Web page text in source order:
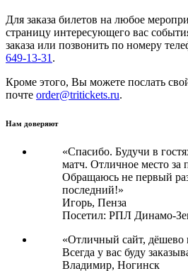
Для заказа билетов на любое
страницу интересующего вас
заказа или позвонить по номеру
649-13-31 .
Кроме этого, Вы можете послать
почте order@tritickets.ru.
Нам доверяют
«Спасибо. Будучи в
матч. Отличное место
Обращаюсь не первый
последний!»
Игорь, Пенза
Посетил: РПЛ Динамо-
«Отличный сайт, дёшево
Всегда у вас буду
Владимир, Ногинск